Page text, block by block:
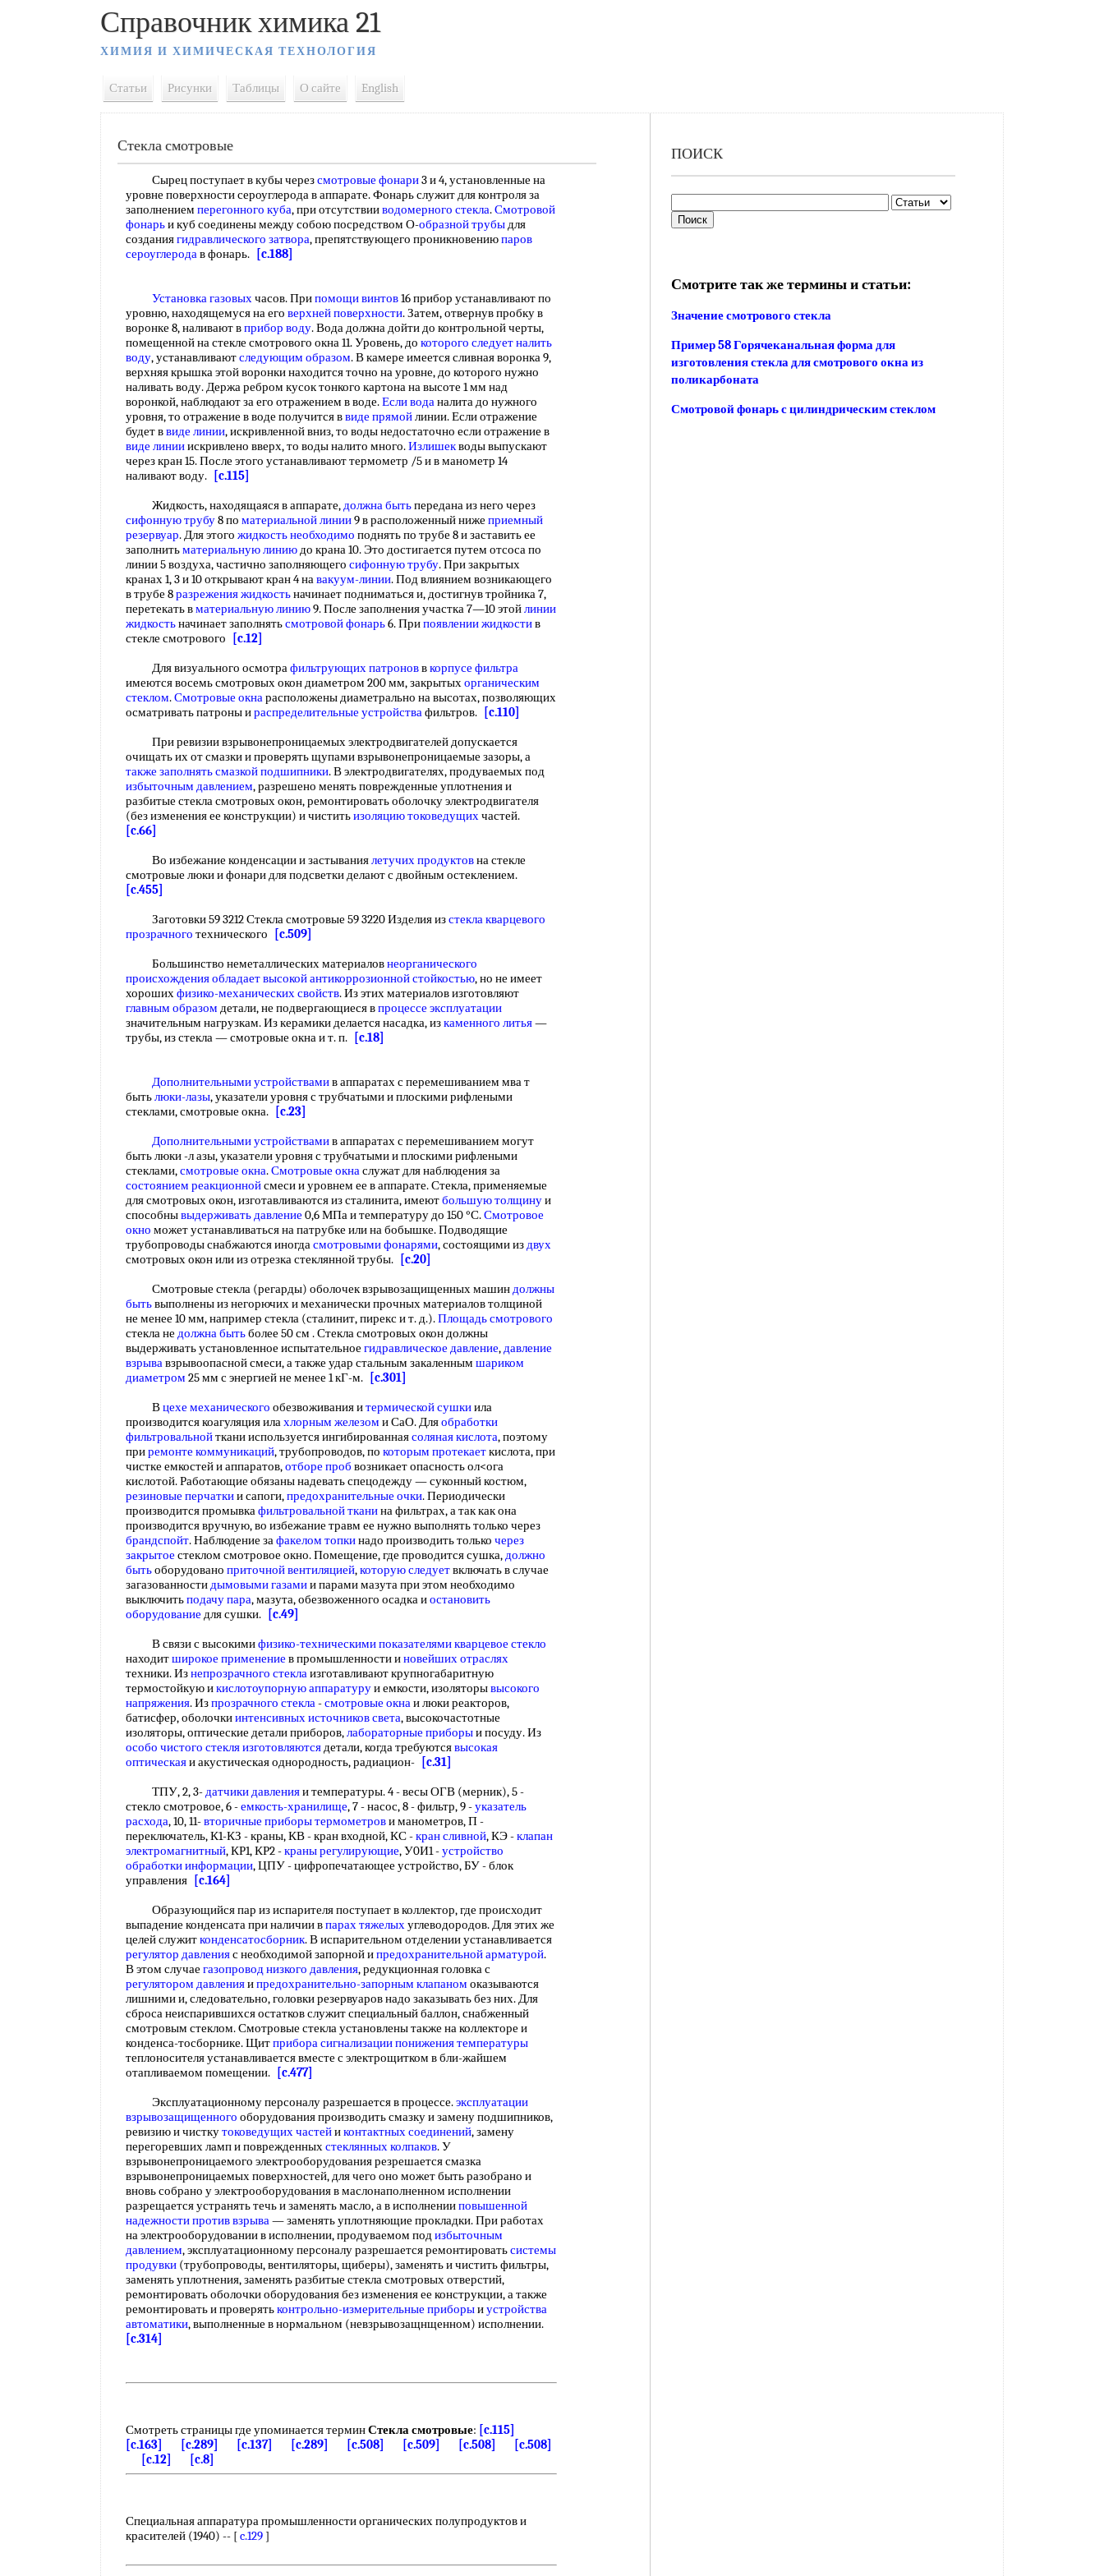
Справочник химика 21
ХИМИЯ И ХИМИЧЕСКАЯ ТЕХНОЛОГИЯ
Статьи Рисунки Таблицы О сайте English
Стекла смотровые
Сырец поступает в кубы черезсмотровые фонари3 и 4, установленные на
уровне поверхности сероуглерода в аппарате. Фонарь служит для контроля за
заполнением перегонного куба, при отсутствииводомерного стекла.Смотровой
фонарьи куб соединены между собою посредством О-образной трубыдля
созданиягидравлического затвора, препятствующего проникновениюпаров
сероуглеродав фонарь. [c.188]
Установка газовыхчасов. Припомощи винтов16 прибор устанавливают по
уровню, находящемуся на его верхней поверхности. Затем, отвернув пробку в
воронке 8, наливают вприбор воду. Вода должна дойти до контрольной черты,
помещенной на стекле смотрового окна 11. Уровень, до которого следуетналить
воду, устанавливаютследующим образом. В камере имеется сливная воронка 9,
верхняя крышка этой воронки находится точно на уровне, до которого нужно
наливать воду. Держа ребром кусок тонкого картона на высоте 1 мм над
воронкой, наблюдают за его отражением в воде.Если воданалита до нужного
уровня, то отражение в воде получится ввиде прямойлинии. Если отражение
будет ввиде линии, искривленной вниз, то воды недостаточно если отражение в
виде линииискривлено вверх, то воды налито много.Излишекводы выпускают
через кран 15. После этого устанавливают термометр /5 и в манометр 14
наливают воду.
[c.115]
Жидкость, находящаяся в аппарате,должна бытьпередана из него через
сифонную трубу8 по материальной линии9 в расположенный ниже приемный
резервуар. Для этого жидкость необходимо поднять по трубе 8 и заставить ее
заполнитьматериальную линиюдо крана 10. Это достигается путем отсоса по
линии 5 воздуха, частично заполняющего сифонную трубу. При закрытых
кранах 1, 3 и 10 открывают кран 4 навакуум-линии. Под влиянием возникающего
в трубе 8разрежения жидкостьначинает подниматься и, достигнув тройника 7,
перетекать вматериальную линию9. После заполнения участка 7—10 этойлинии
жидкостьначинает заполнятьсмотровой фонарь6. Припоявлении жидкостив
стекле смотрового
[c.12]
Для визуального осмотрафильтрующих патроноввкорпусе фильтра
имеются восемь смотровых окон диаметром 200 мм, закрытыхорганическим
стеклом.Смотровые окнарасположены диаметрально на высотах, позволяющих
осматривать патроны ираспределительные устройствафильтров.
[c.110]
При ревизии взрывонепроницаемых электродвигателей допускается
очищать их от смазки и проверять щупами взрывонепроницаемые зазоры, а
также заполнятьсмазкой подшипники. В электродвигателях, продуваемых под
избыточным давлением, разрешено менять поврежденные уплотнения и
разбитые стекла смотровых окон, ремонтировать оболочку электродвигателя
(без изменения ее конструкции) и чиститьизоляцию токоведущихчастей.
[c.66]
Во избежание конденсации и застываниялетучих продуктовна стекле
смотровые люки и фонари для подсветки делают с двойным остеклением.
[c.455]
Заготовки 59 3212 Стекла смотровые 59 3220 Изделия изстекла кварцевого
прозрачного технического
[c.509]
Большинство неметаллических материаловнеорганического
происхожденияобладает высокойантикоррозионной стойкостью, но не имеет
хорошихфизико-механических свойств. Из этих материалов изготовляют
главным образом детали, не подвергающиеся впроцессе эксплуатации
значительным нагрузкам. Из керамики делается насадка, изкаменного литья—
трубы, из стекла — смотровые окна и т. п.
[c.18]
Дополнительными устройствамив аппаратах с перемешиванием мва т
бытьлюки-лазы, указатели уровня с трубчатыми и плоскими рифлеными
стеклами, смотровые окна.
[c.23]
Дополнительными устройствамив аппаратах с перемешиванием могут
быть люки -л азы, указатели уровня с трубчатыми и плоскими рифлеными
стеклами,смотровые окна.Смотровые окнаслужат для наблюдения за
состоянием реакционнойсмеси и уровнем ее в аппарате. Стекла, применяемые
для смотровых окон, изготавливаются из сталинита, имеютбольшую толщинуи
способнывыдерживать давление 0,6 МПа и температуру до 150 °С.Смотровое
окно может устанавливаться на патрубке или на бобышке. Подводящие
трубопроводы снабжаются иногдасмотровыми фонарями, состоящими издвух
смотровых окон или из отрезка стеклянной трубы.
[c.20]
Смотровые стекла (регарды) оболочек взрывозащищенных машиндолжны
бытьвыполнены из негорючих и механически прочных материалов толщиной
не менее 10 мм, например стекла (сталинит, пирекс и т. д.).Площадь смотрового
стекла не должна бытьболее 50 см . Стекла смотровых окон должны
выдерживать установленное испытательное гидравлическое давление,давление
взрывавзрывоопасной смеси, а также удар стальным закаленным шариком
диаметром 25 мм с энергией не менее 1 кГ-м.
[c.301]
Вцехе механического обезвоживания итермической сушкиила
производится коагуляция илахлорным железом и СаО. Дляобработки
фильтровальнойткани используется ингибированнаясоляная кислота, поэтому
приремонте коммуникаций, трубопроводов, по которым протекаеткислота, при
чистке емкостей и аппаратов,отборе проб возникает опасность ол<ога
кислотой. Работающие обязаны надевать спецодежду — суконный костюм,
резиновые перчаткии сапоги,предохранительные очки. Периодически
производится промывкафильтровальной тканина фильтрах, а так как она
производится вручную, во избежание травм ее нужно выполнять только через
брандспойт. Наблюдение зафакелом топкинадо производить только через
закрытое стеклом смотровое окно. Помещение, где проводится сушка,должно
бытьоборудовано приточной вентиляцией,которую следуетвключать в случае
загазованностидымовыми газамии парами мазута при этом необходимо
выключитьподачу пара, мазута, обезвоженного осадка иостановить
оборудование для сушки.
[c.49]
В связи с высокимифизико-техническими показателямикварцевое стекло
находитширокое применение в промышленности иновейших отраслях
техники. Изнепрозрачного стеклаизготавливают крупногабаритную
термостойкую икислотоупорную аппаратуруи емкости, изоляторывысокого
напряжения. Изпрозрачного стекла-смотровые окнаи люки реакторов,
батисфер, оболочкиинтенсивных источников света, высокочастотные
изоляторы, оптические детали приборов,лабораторные приборыи посуду. Из
особо чистого стекля изготовляютсядетали, когда требуютсявысокая
оптическаяи акустическая однородность, радиацион-
[c.31]
ТПУ, 2, 3-датчики давленияи температуры. 4 - весы ОГВ (мерник), 5 -
стекло смотровое, 6 -емкость-хранилище, 7 - насос, 8 - фильтр, 9 -указатель
расхода, 10, 11-вторичные приборы термометрови манометров, П -
переключатель, К1-КЗ - краны, КВ - кран входной, КС -кран сливной, КЭ -клапан
электромагнитный, КР1, КР2 -краны регулирующие, У0И1 -устройство
обработки информации, ЦПУ - цифропечатающее устройство, БУ - блок
управления
[c.164]
Образующийся пар из испарителя поступает в коллектор, где происходит
выпадение конденсата при наличии впарах тяжелыхуглеводородов. Для этих же
целей служитконденсатосборник. В испарительном отделении устанавливается
регулятор давленияс необходимой запорной ипредохранительной арматурой.
В этом случае газопровод низкого давления, редукционная головка с
регулятором давленияипредохранительно-запорным клапаном оказываются
лишними и, следовательно, головки резервуаров надо заказывать без них. Для
сброса неиспарившихся остатков служит специальный баллон, снабженный
смотровым стеклом. Смотровые стекла установлены также на коллекторе и
конденса-тосборнике. Щитприбора сигнализациипонижения температуры
теплоносителя устанавливается вместе с электрощитком в бли-жайшем
отапливаемом помещении.
[c.477]
Эксплуатационному персоналу разрешается в процессе.эксплуатации
взрывозащищенного оборудования производить смазку и замену подшипников,
ревизию и чисткутоковедущих частейиконтактных соединений, замену
перегоревших ламп и поврежденныхстеклянных колпаков. У
взрывонепроницаемого электрооборудования резрешается смазка
взрывонепроницаемых поверхностей, для чего оно может быть разобрано и
вновь собрано у электрооборудования в маслонаполненном исполнении
разрещается устранять течь и заменять масло, а в исполненииповышенной
надежности против взрыва— заменять уплотняющие прокладки. При работах
на электрооборудовании в исполнении, продуваемом подизбыточным
давлением, эксплуатационному персоналу разрешается ремонтироватьсистемы
продувки (трубопроводы, вентиляторы, щиберы), заменять и чистить фильтры,
заменять уплотнения, заменять разбитые стекла смотровых отверстий,
ремонтировать оболочки оборудования без изменения ее конструкции, а также
ремонтировать и проверятьконтрольно-измерительные приборыиустройства
автоматики, выполненные в нормальном (невзрывозащнщенном) исполнении.
[c.314]
Смотреть страницы где упоминается терминСтекла смотровые: [c.115]
[c.163]
[c.289] [c.137] [c.289] [c.508] [c.509] [c.508]
[c.508]
[c.12]
[c.8]
Специальная аппаратура промышленности органических полупродуктов и
красителей (1940) -- [c.129 ]
ПОИСК
Смотрите так же термины и статьи:
Значение смотрового стекла
Пример 58 Горячеканальная форма для
изготовления стекла для смотрового окна из
поликарбоната
Смотровой фонарь с цилиндрическим стеклом